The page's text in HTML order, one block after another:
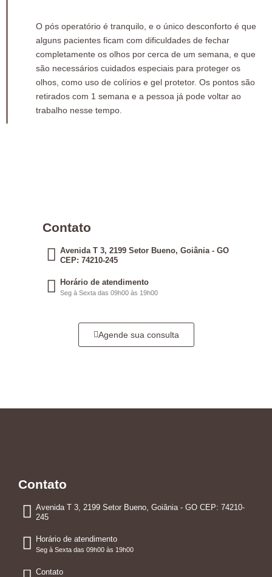
O pós operatório é tranquilo, e o único desconforto é que
alguns pacientes ficam com dificuldades de fechar
completamente os olhos por cerca de um semana, e que
são necessários cuidados especiais para proteger os
olhos, como uso de colírios e gel protetor. Os pontos são
retirados com 1 semana e a pessoa já pode voltar ao
trabalho nesse tempo.
Contato
Avenida T 3, 2199 Setor Bueno, Goiânia - GO
CEP: 74210-245
Horário de atendimento
Seg à Sexta das 09h00 às 19h00
Agende sua consulta
Contato
Avenida T 3, 2199 Setor Bueno, Goiânia - GO CEP: 74210-
245
Horário de atendimento
Seg à Sexta das 09h00 às 19h00
Contato